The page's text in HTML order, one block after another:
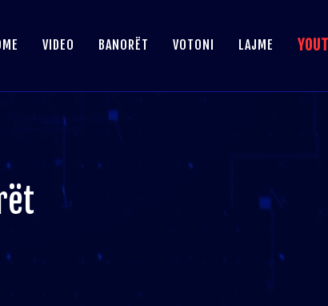
VIDEO BANORËT VOTONI LAJME